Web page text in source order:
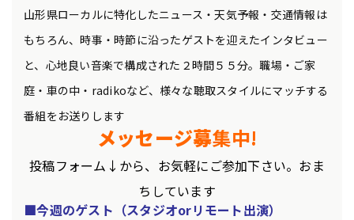
山形県ローカルに特化したニュース・天気予報・交通情報は
もちろん、時事・時節に沿ったゲストを迎えたインタビュー
と、心地良い音楽で構成された２時間５５分。職場・ご家
庭・車の中・radikoなど、様々な聴取スタイルにマッチする
番組をお送りします
メッセージ募集中!
投稿フォーム↓ から、お気軽にご参加下さい。おま
ちしています
■今週のゲスト（スタジオorリモート出演）